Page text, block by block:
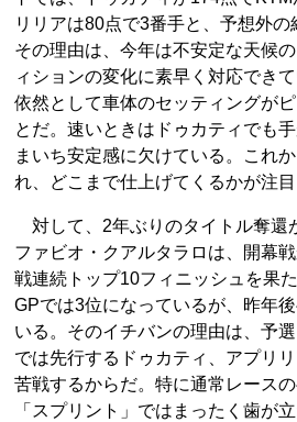
リリアは80点で3番手と、予想外の
その理由は、今年は不安定な天候
ィションの変化に素早く対応でき
依然として車体のセッティングが
とだ。速いときはドゥカティでも
まいち安定感に欠けている。これ
れ、どこまで仕上げてくるかが注目
対して、2年ぶりのタイトル奪還
ファビオ・クアルタラロは、開幕
戦連続トップ10フィニッシュを果
GPでは3位になっているが、昨年
いる。そのイチバンの理由は、予
では先行するドゥカティ、アプリ
苦戦するからだ。特に通常レース
「スプリント」ではまったく歯が